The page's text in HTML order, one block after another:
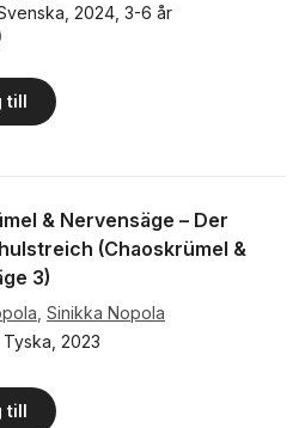
2024, 3-6 år
Totalt antal röster:
till
& Nervensäge – Der
(Chaoskrümel &
3)
Sinikka Nopola
Tyska 2023
till